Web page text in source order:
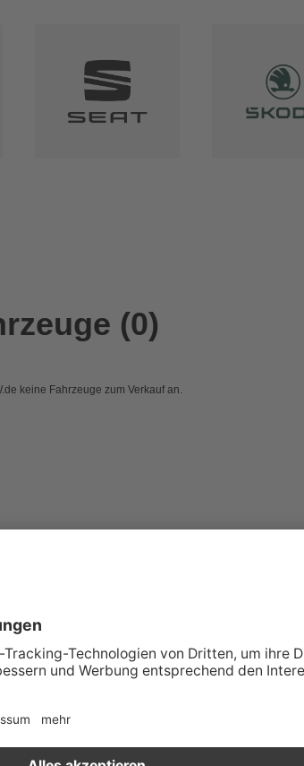
(0)
keine Fahrzeuge zum Verkauf an.